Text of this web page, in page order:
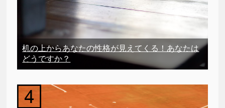
机の上からあなたの性格が見えてくる！あなたは
どうですか？